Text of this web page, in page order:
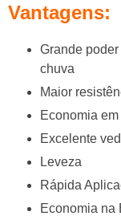
Vantagens:
Grande
chuva
Maior
Economia
Excelente
Leveza
Rápida
Economia na